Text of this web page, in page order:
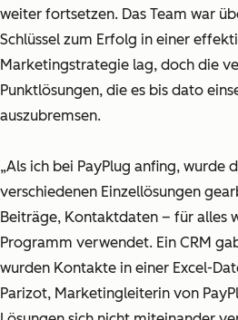
weiter fortsetzen. Das Team war
Schlüssel zum Erfolg in einer
Marketingstrategie lag, doch die
Punktlösungen, die es bis dato
auszubremsen.
„Als ich bei PayPlug anfing, wurde
verschiedenen Einzellösungen
Beiträge, Kontaktdaten – für alles
Programm verwendet. Ein CRM
wurden Kontakte in einer Excel-
Parizot, Marketingleiterin von